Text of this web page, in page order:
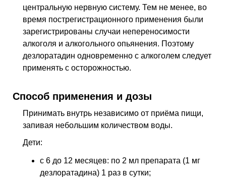
центральную нервную систему. Тем не менее, во
время пострегистрационного применения были
зарегистрированы случаи непереносимости
алкоголя и алкогольного опьянения. Поэтому
дезлоратадин одновременно с алкоголем следует
применять с осторожностью.
Способ применения и дозы
Принимать внутрь независимо от приёма пищи,
запивая небольшим количеством воды.
Дети:
с 6 до 12 месяцев: по 2 мл препарата (1 мг
дезлоратадина) 1 раз в сутки;